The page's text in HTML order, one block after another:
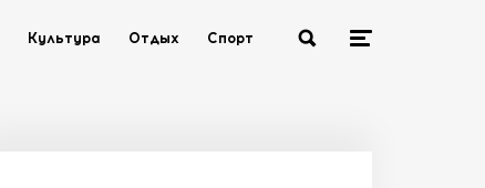
Культура Отдых Спорт